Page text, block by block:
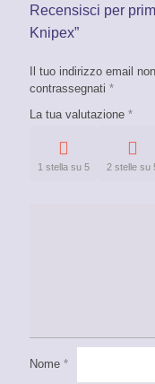
Recensisci per
Knipex”
Il tuo indirizzo email
contrassegnati *
La tua valutazione *
1 stella su 5 2 stelle su
Nome *